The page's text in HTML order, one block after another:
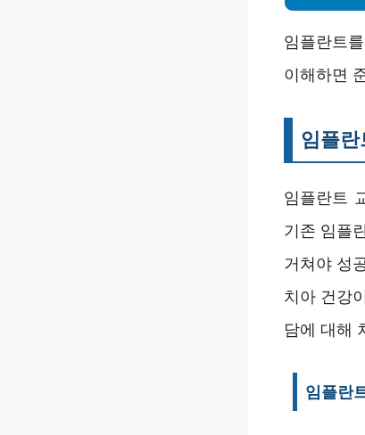
임플란트
이해하면
임플란
임플란트
기존 임플
거쳐야 성
치아 건강
담에 대해
임플란